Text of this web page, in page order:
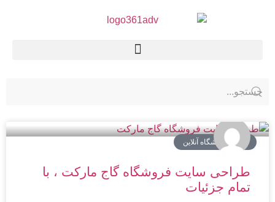
سایت فروشگاه آنلاین
طراحی سایت فروشگاه گاج مارکت ، با
تمام جزئیات